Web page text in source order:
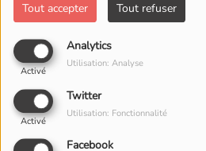
Tout accepter Tout refuser
Analytics
Activé
Utilisation: Analyse
Twitter
Activé
Utilisation: Fonctionnalité
Facebook
Retrouvez nos cinq mini-séries sur
L'Etablissement pour l'insertion
acteur reconnu de l'insertion des
sortis du système scolaire sans
professionnelle. Retrouvez
Manon et Benoit actuellement en